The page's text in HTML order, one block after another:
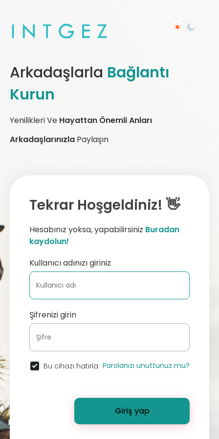
Arkadaşlarla Bağlantı
Kurun
Yenilikleri Ve Hayattan Önemli Anları
Arkadaşlarınızla Paylaşın
Tekrar Hoşgeldiniz! 👋
Hesabınız yoksa, yapabilirsiniz Buradan
kaydolun!
Kullanıcı adınızı giriniz
Şifrenizi girin
Bu cihazı hatırla Parolanızı unuttunuz mu?
Giriş yap